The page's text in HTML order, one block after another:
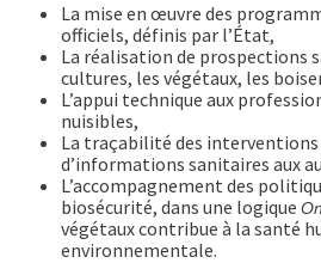
La mise en œuvre des
officiels, définis par l’État,
La réalisation de prospections
cultures, les végétaux, les
L’appui technique aux
nuisibles,
La traçabilité des
d’informations sanitaires aux
L’accompagnement des
biosécurité, dans une logique
végétaux contribue à la santé
environnementale.